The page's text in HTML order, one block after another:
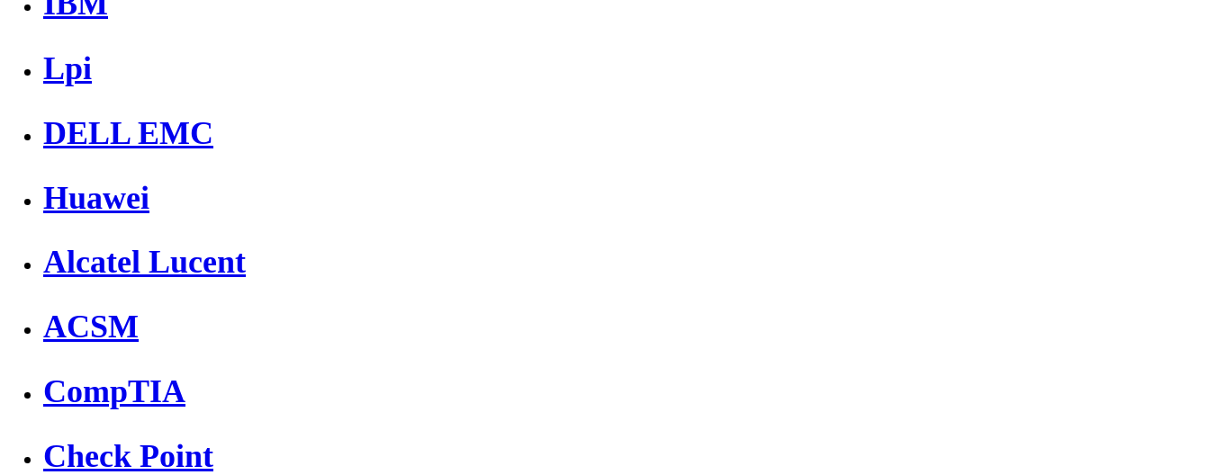
Lpi
DELL EMC
Huawei
Alcatel Lucent
ACSM
CompTIA
Check Point